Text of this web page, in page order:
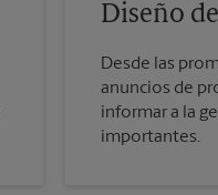
Diseño
Desde las
anuncios de
informar a la
importantes.